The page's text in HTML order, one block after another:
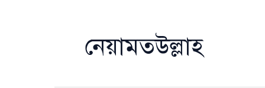
নেয়ামতউল্লাহ